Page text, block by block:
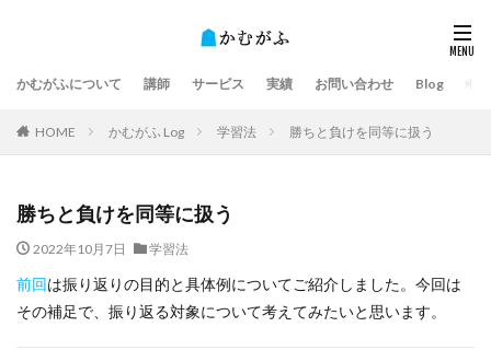
かむがふについて 講師 サービス 実績 お問い合わせ Blog
HOME かむがふ Log 学習法 勝ちと負けを同等に扱う
勝ちと負けを同等に扱う
2022年10月7日 学習法
前回は振り返りの目的と具体例についてご紹介しました。今回は
その補足で、振り返る対象について考えてみたいと思います。